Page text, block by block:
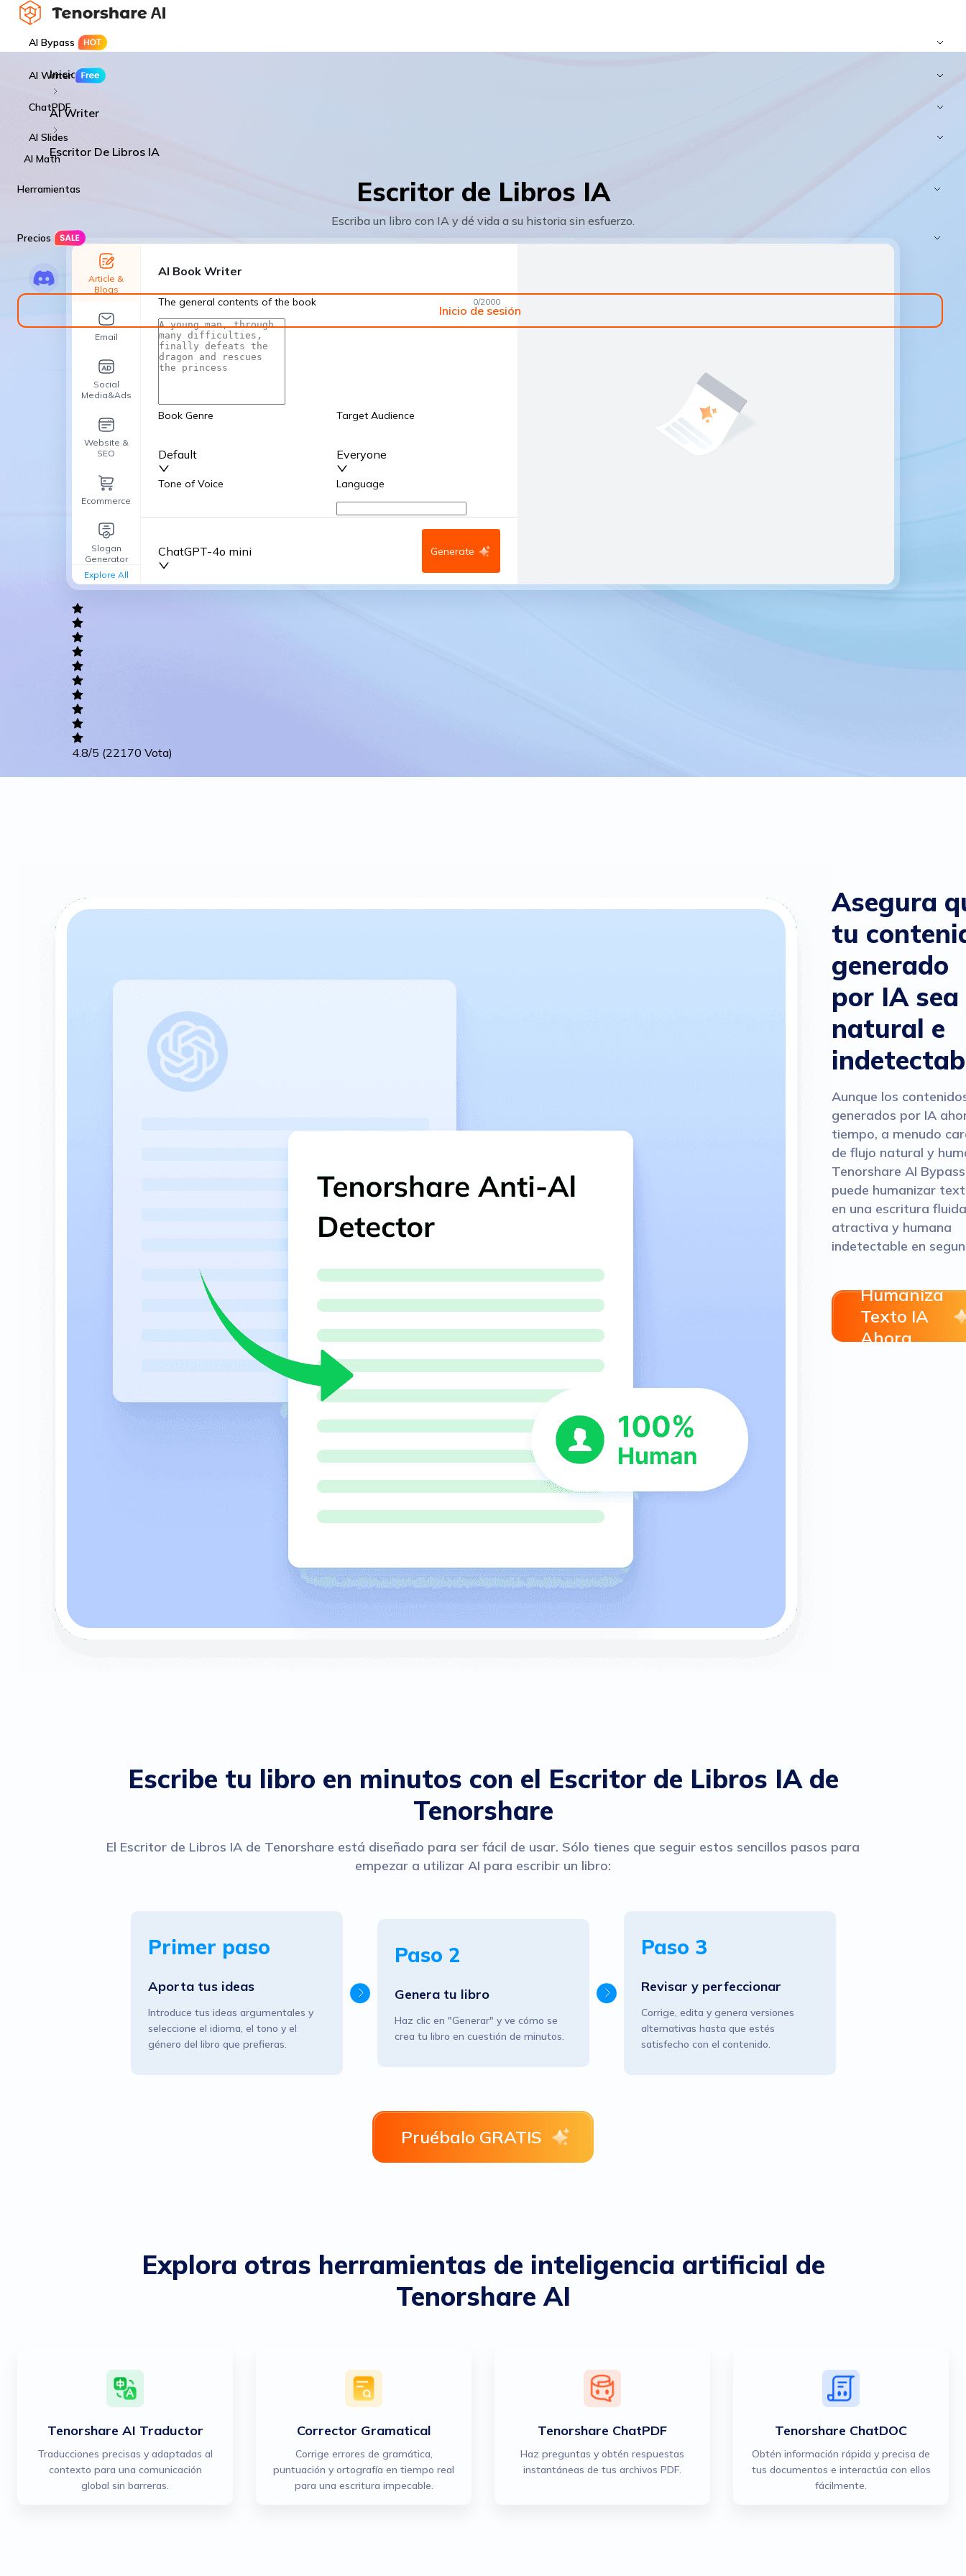
AI Bypass
AI Writer
ChatPDF
AI Slides
AI Math
Herramientas
Precios
Inicio de sesión
Inicio
AI Writer
Escritor De Libros IA
Escritor de Libros IA
Escriba un libro con IA y dé vida a su historia sin esfuerzo.
Article &
Blogs
Email
Social
Media&Ads
Website &
SEO
Ecommerce
Slogan
Generator
Explore All
AI Book Writer
The general contents of the book 0/2000
Book Genre
Default
Target Audience
Everyone
Tone of Voice Language
Advanced Options
ChatGPT-4o mini Generate
4.8/5 (22170 Vota)
Asegura
tu
generado
por IA sea
natural e
Aunque los
generados por IA
tiempo, a menudo
de flujo natural y
Tenorshare AI Bypass
puede humanizar
en una escritura
atractiva y humana
indetectable en
Humaniza
Texto IA
Ahora
Escribe tu libro en minutos con el Escritor de Libros IA de
Tenorshare
El Escritor de Libros IA de Tenorshare está diseñado para ser fácil de usar. Sólo tienes que seguir estos sencillos pasos para
empezar a utilizar AI para escribir un libro:
Primer paso
Aporta tus ideas
Introduce tus ideas argumentales y
seleccione el idioma, el tono y el
género del libro que prefieras.
Paso 2
Genera tu libro
Haz clic en "Generar" y ve cómo se
crea tu libro en cuestión de minutos.
Paso 3
Revisar y perfeccionar
Corrige, edita y genera versiones
alternativas hasta que estés
satisfecho con el contenido.
Pruébalo GRATIS
Explora otras herramientas de inteligencia artificial de
Tenorshare AI
Tenorshare AI Traductor
Traducciones precisas y adaptadas al
contexto para una comunicación
global sin barreras.
Corrector Gramatical
Corrige errores de gramática,
puntuación y ortografía en tiempo real
para una escritura impecable.
Tenorshare ChatPDF
Haz preguntas y obtén respuestas
instantáneas de tus archivos PDF.
Tenorshare ChatDOC
Obtén información rápida y precisa de
tus documentos e interactúa con ellos
fácilmente.